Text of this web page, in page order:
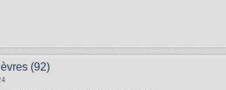
(92)